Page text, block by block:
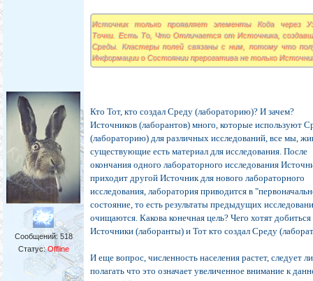
Сообщений: 518
Статус:Offline
Источник только проявляет элементы Кода через
Точки. Есть То, Что Отличается от Источника,
Среды. Кластеры полей связаны с ним, потому что
Информации о Состоянии прерогатива не только
Кто Тот, кто создал Среду (лабораторию)? И зачем?
Источников (лаборантов) много, которые используют
(лабораторию) для различных исследований, все мы,
существующие есть материал для исследования. После
окончания одного лабораторного исследования
приходит другой Источник для нового лабораторного
исследования, лаборатория приводится в
состояние, то есть результаты предыдущих
очищаются. Какова конечная цель? Чего хотят добиться
Источники (лаборанты) и Тот кто создал Среду
И еще вопрос, численность населения растет, следует ли
полагать что это означает увеличенное внимание к